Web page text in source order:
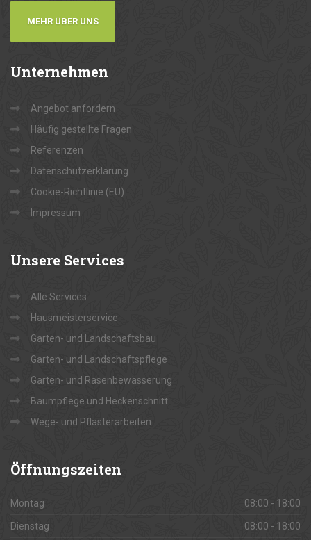
MEHR ÜBER UNS
Unternehmen
Angebot anfordern
Häufig gestellte Fragen
Referenzen
Datenschutzerklärung
Cookie-Richtlinie (EU)
Impressum
Unsere Services
Alle Services
Hausmeisterservice
Garten- und Landschaftsbau
Garten- und Landschaftspflege
Garten- und Rasenbewässerung
Baumpflege und Heckenschnitt
Wege- und Pflasterarbeiten
Öffnungszeiten
Montag 08:00 - 18:00
Dienstag 08:00 - 18:00